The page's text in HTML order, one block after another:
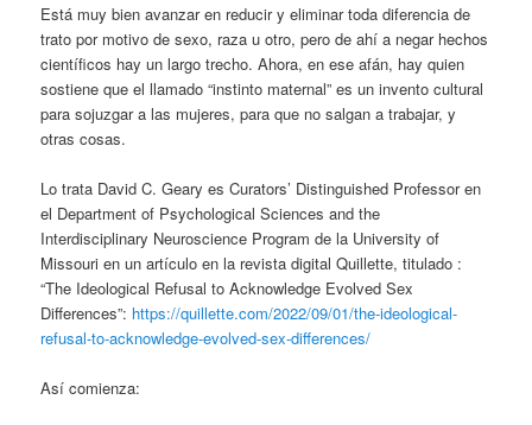
Está muy bien avanzar en reducir y eliminar toda diferencia de
trato por motivo de sexo, raza u otro, pero de ahí a negar hechos
científicos hay un largo trecho. Ahora, en ese afán, hay quien
sostiene que el llamado “instinto maternal” es un invento cultural
para sojuzgar a las mujeres, para que no salgan a trabajar, y
otras cosas.
Lo trata David C. Geary es Curators’ Distinguished Professor en
el Department of Psychological Sciences and the
Interdisciplinary Neuroscience Program de la University of
Missouri en un artículo en la revista digital Quillette, titulado :
“The Ideological Refusal to Acknowledge Evolved Sex
Differences”: https://quillette.com/2022/09/01/the-ideological-
refusal-to-acknowledge-evolved-sex-differences/
Así comienza: